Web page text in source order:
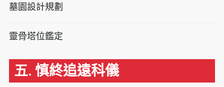
墓園設計規劃
靈骨塔位鑑定
五. 慎終追遠科儀